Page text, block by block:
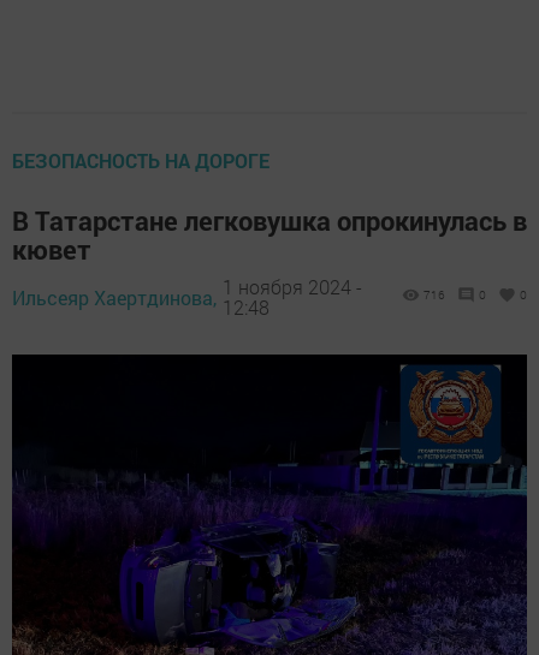
БЕЗОПАСНОСТЬ НА ДОРОГЕ
В Татарстане легковушка опрокинулась в
кювет
Ильсеяр Хаертдинова, 1 ноября 2024 -
12:48
716 0 0